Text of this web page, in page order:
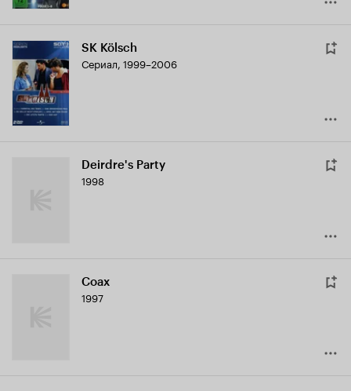
SK Kölsch
Сериал, 1999–2006
Deirdre's Party
1998
Coax
1997